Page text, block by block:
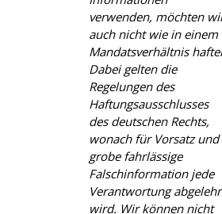
verwenden, möchten
auch nicht wie in einem
Mandatsverhältnis
Dabei gelten die
Regelungen des
Haftungsausschlusses
des deutschen Rechts,
wonach für Vorsatz und
grobe fahrlässige
Falschinformation jede
Verantwortung
wird. Wir können nicht